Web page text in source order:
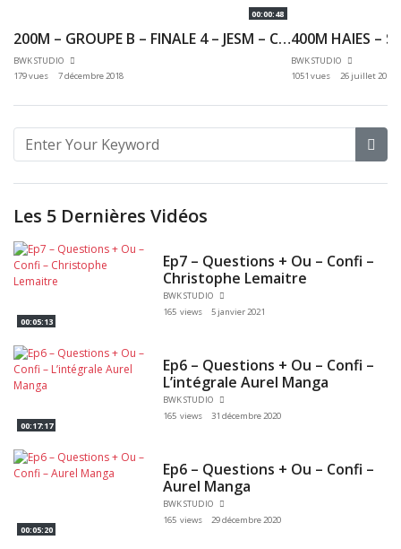
00:00:48
200M – GROUPE B – FINALE 4 – JESM – CHAMPIONNAT 92 & 78 INDOOR 02/12/2018 – EAUBONNE
BWK STUDIO
179 vues
7 décembre 2018
BWK STUDIO
1051 vues
26 juillet 2018
Les 5 Dernières Vidéos
00:05:13
Ep7 – Questions + Ou – Confi –
Christophe Lemaitre
BWK STUDIO
165 views
5 janvier 2021
00:17:17
Ep6 – Questions + Ou – Confi –
L’intégrale Aurel Manga
BWK STUDIO
165 views
31 décembre 2020
00:05:20
Ep6 – Questions + Ou – Confi –
Aurel Manga
BWK STUDIO
165 views
29 décembre 2020